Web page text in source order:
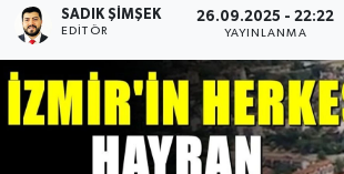
SADIK ŞIMŞEK
EDITÖR
26.09.2025 - 22:22
YAYINLANMA